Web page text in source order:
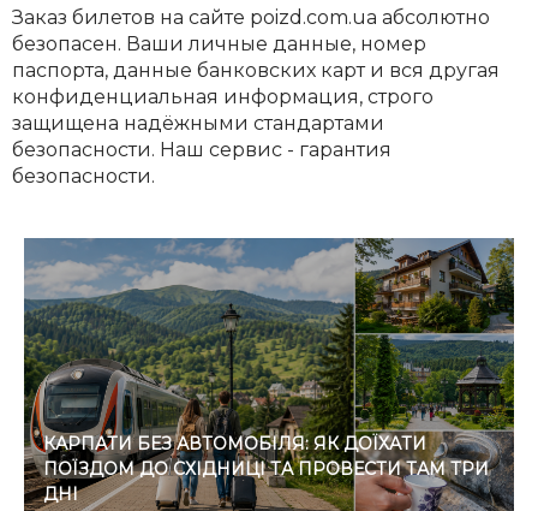
Заказ билетов на сайте poizd.com.ua абсолютно
безопасен. Ваши личные данные, номер
паспорта, данные банковских карт и вся другая
конфиденциальная информация, строго
защищена надёжными стандартами
безопасности. Наш сервис - гарантия
безопасности.
КАРПАТИ БЕЗ АВТОМОБІЛЯ: ЯК ДОЇХАТИ
ПОЇЗДОМ ДО СХІДНИЦІ ТА ПРОВЕСТИ ТАМ ТРИ
ДНІ